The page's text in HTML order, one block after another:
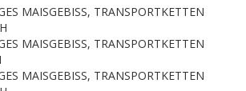
MAISGEBISS, TRANSPORTKETTEN
MAISGEBISS, TRANSPORTKETTEN
MAISGEBISS, TRANSPORTKETTEN